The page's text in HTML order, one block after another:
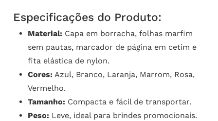
Especificações do Produto:
Material: Capa em borracha, folhas marfim
sem pautas, marcador de página em cetim e
fita elástica de nylon.
Cores: Azul, Branco, Laranja, Marrom, Rosa,
Vermelho.
Tamanho: Compacta e fácil de transportar.
Peso: Leve, ideal para brindes promocionais.